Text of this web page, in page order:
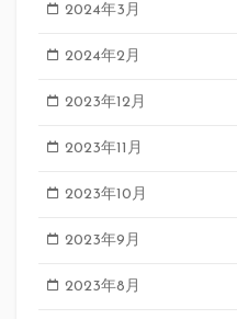
2024年3月
2024年2月
2023年12月
2023年11月
2023年10月
2023年9月
2023年8月